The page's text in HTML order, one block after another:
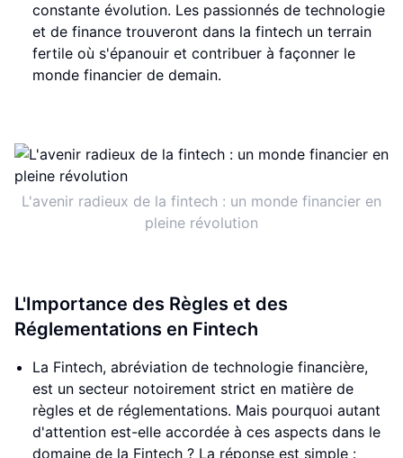
constante évolution. Les passionnés de technologie
et de finance trouveront dans la fintech un terrain
fertile où s'épanouir et contribuer à façonner le
monde financier de demain.
L'avenir radieux de la fintech : un monde financier en
pleine révolution
L'Importance des Règles et des
Réglementations en Fintech
La Fintech, abréviation de technologie financière,
est un secteur notoirement strict en matière de
règles et de réglementations. Mais pourquoi autant
d'attention est-elle accordée à ces aspects dans le
domaine de la Fintech ? La réponse est simple :